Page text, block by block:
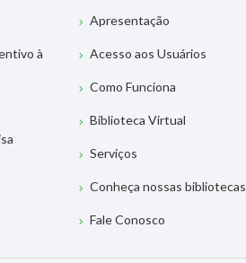
à
Apresentação
Acesso aos Usuários
Como Funciona
Biblioteca Virtual
Serviços
Conheça nossas bibliotecas
Fale Conosco